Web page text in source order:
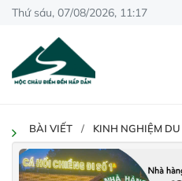
Thứ sáu, 07/08/2026, 11:17
BÀI VIẾT KINH NGHIỆM